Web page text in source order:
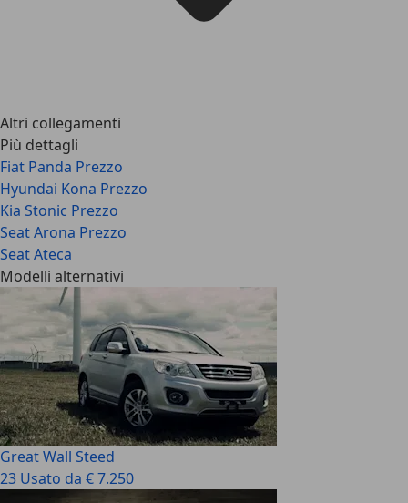
Altri collegamenti
Più dettagli
Fiat Panda Prezzo
Hyundai Kona Prezzo
Kia Stonic Prezzo
Seat Arona Prezzo
Seat Ateca
Modelli alternativi
Great Wall Steed
23 Usato da € 7.250